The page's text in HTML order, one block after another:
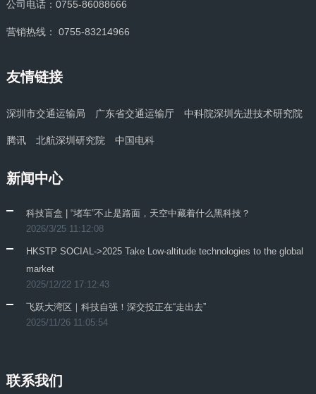
公司电话：0755-86088666
营销热线： 0755-83214966
友情链接
深圳市交通运输局 广东省交通运输厅 中科院深圳先进技术研究院
腾讯 北航深圳研究院 中国电科
新闻中心
科技盲盒 | “堵车”不止是路面，天空中藏着什么黑科技？
2026/3/25 11:12:08
HKSTP SOCIAL->2025 Take Low-altitude technologies to the global
market
2025/12/22 17:12:43
飞跃大湾区｜科技自强！深交投正在“走出去”
2025/11/26 11:05:54
联系我们